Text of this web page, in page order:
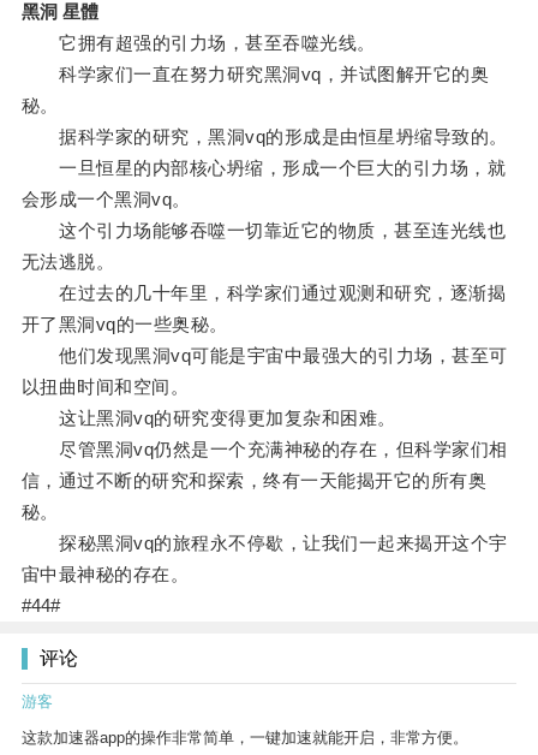
黑洞 星體
它拥有超强的引力场，甚至吞噬光线。
科学家们一直在努力研究黑洞vq，并试图解开它的奥
秘。
据科学家的研究，黑洞vq的形成是由恒星坍缩导致的。
一旦恒星的内部核心坍缩，形成一个巨大的引力场，就
会形成一个黑洞vq。
这个引力场能够吞噬一切靠近它的物质，甚至连光线也
无法逃脱。
在过去的几十年里，科学家们通过观测和研究，逐渐揭
开了黑洞vq的一些奥秘。
他们发现黑洞vq可能是宇宙中最强大的引力场，甚至可
以扭曲时间和空间。
这让黑洞vq的研究变得更加复杂和困难。
尽管黑洞vq仍然是一个充满神秘的存在，但科学家们相
信，通过不断的研究和探索，终有一天能揭开它的所有奥
秘。
探秘黑洞vq的旅程永不停歇，让我们一起来揭开这个宇
宙中最神秘的存在。
#44#
评论
游客
这款加速器app的操作非常简单，一键加速就能开启，非常方便。